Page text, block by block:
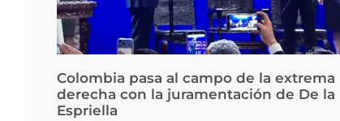
Colombia pasa al campo de la extrema
derecha con la juramentación de De la
Espriella